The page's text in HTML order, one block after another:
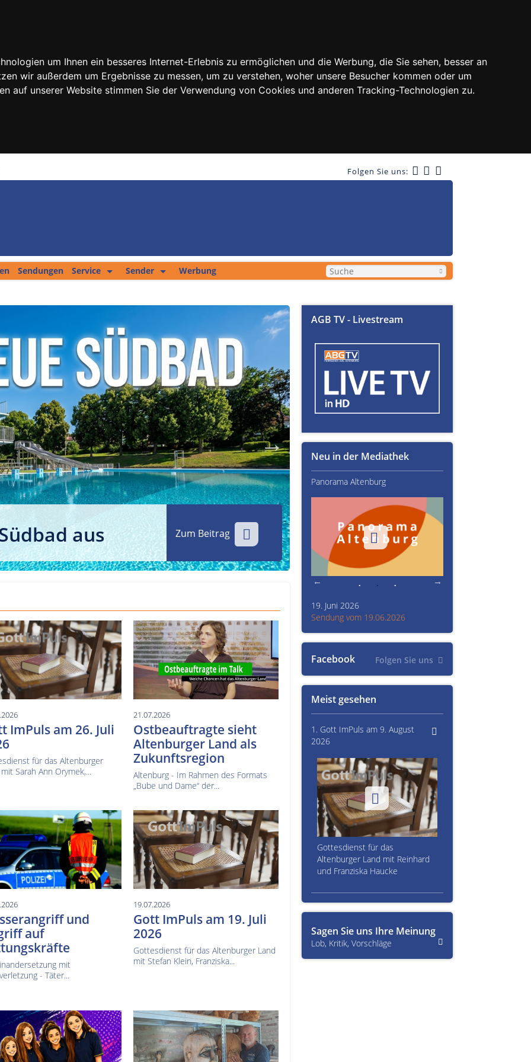
um Ihnen ein besseres Internet-Erlebnis zu ermöglichen und die Werbung, die Sie sehen, besser an
wir außerdem um Ergebnisse zu messen, um zu verstehen, woher unsere Besucher kommen oder um
auf unserer Website stimmen Sie der Verwendung von Cookies und anderen Tracking-Technologien zu.
Folgen Sie uns:
Sendungen
Service
Fitness Tipp
Filmproduktion
Private Kleinanzeigen
Sender
Unser Team
Werbung
aus Zum Beitrag Über Text-Fails,
den Prinzenraub
ImPuls am 26. Juli
für das Altenburger
Sarah Ann Orymek,...
21.07.2026
Ostbeauftragte sieht
Altenburger Land als
Zukunftsregion
Altenburg - Im Rahmen des Formats
„Bube und Dame“ der...
und
auf
mit
- Täter...
19.07.2026
Gott ImPuls am 19. Juli
2026
Gottesdienst für das Altenburger Land
mit Stefan Klein, Franziska...
AGB TV - Livestream
Meist gesehen
1. Gott ImPuls am 9. August
2026
Gottesdienst für das
Altenburger Land mit Reinhard
und Franziska Haucke
Facebook Folgen Sie uns
Neu in der Mediathek
Kultur im Altenburger Land Thüringen.TV Panorama Altenburg
19. Juni 2026
Sendung vom 19.06.2026
Sagen Sie uns Ihre Meinung
Lob, Kritik, Vorschläge